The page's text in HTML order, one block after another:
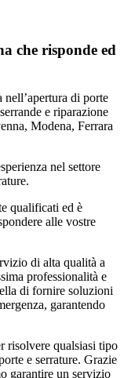
che risponde ed
nell’apertura di porte
e riparazione
Modena, Ferrara
nel settore
qualificati ed è
alle vostre
di alta qualità a
professionalità e
di fornire soluzioni
garantendo
risolvere qualsiasi tipo
e serrature. Grazie
garantire un servizio